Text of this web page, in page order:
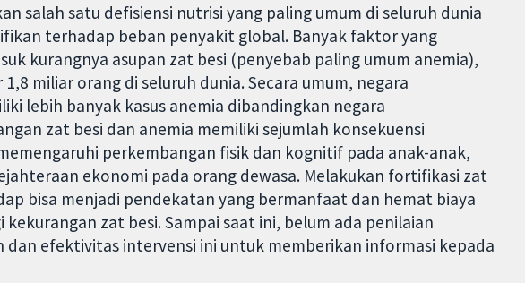
salah satu defisiensi nutrisi yang paling umum di seluruh dunia
terhadap beban penyakit global. Banyak faktor yang
kurangnya asupan zat besi (penyebab paling umum anemia),
miliar orang di seluruh dunia. Secara umum, negara
lebih banyak kasus anemia dibandingkan negara
zat besi dan anemia memiliki sejumlah konsekuensi
perkembangan fisik dan kognitif pada anak-anak,
ekonomi pada orang dewasa. Melakukan fortifikasi zat
bisa menjadi pendekatan yang bermanfaat dan hemat biaya
zat besi. Sampai saat ini, belum ada penilaian
efektivitas intervensi ini untuk memberikan informasi kepada